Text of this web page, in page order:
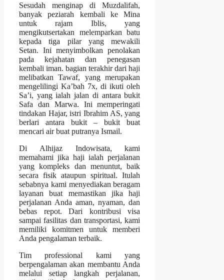
Sesudah menginap di Muzdalifah,
banyak peziarah kembali ke Mina
untuk rajam Iblis, yang
mengikutsertakan melemparkan batu
kepada tiga pilar yang mewakili
Setan. Ini menyimbolkan penolakan
pada kejahatan dan penegasan
kembali iman. bagian terakhir dari haji
melibatkan Tawaf, yang merupakan
mengelilingi Ka’bah 7x, di ikuti oleh
Sa’i, yang ialah jalan di antara bukit
Safa dan Marwa. Ini memperingati
tindakan Hajar, istri Ibrahim AS, yang
berlari antara bukit – bukit buat
mencari air buat putranya Ismail.
Di Alhijaz Indowisata, kami
memahami jika haji ialah perjalanan
yang kompleks dan menuntut, baik
secara fisik ataupun spiritual. Itulah
sebabnya kami menyediakan beragam
layanan buat memastikan jika haji
perjalanan Anda aman, nyaman, dan
bebas repot. Dari kontribusi visa
sampai fasilitas dan transportasi, kami
memiliki komitmen untuk memberi
Anda pengalaman terbaik.
Tim professional kami yang
berpengalaman akan membantu Anda
melalui setiap langkah perjalanan,